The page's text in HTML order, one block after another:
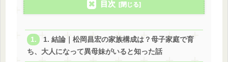
目次
1. 結論｜松岡昌宏の家族構成は？母子家庭で育
ち、大人になって異母妹がいると知った話